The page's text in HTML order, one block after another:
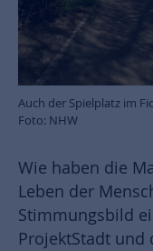
Auch der Spielplatz im
Foto: NHW
Wie haben die
Leben der
Stimmungsbild
ProjektStadt